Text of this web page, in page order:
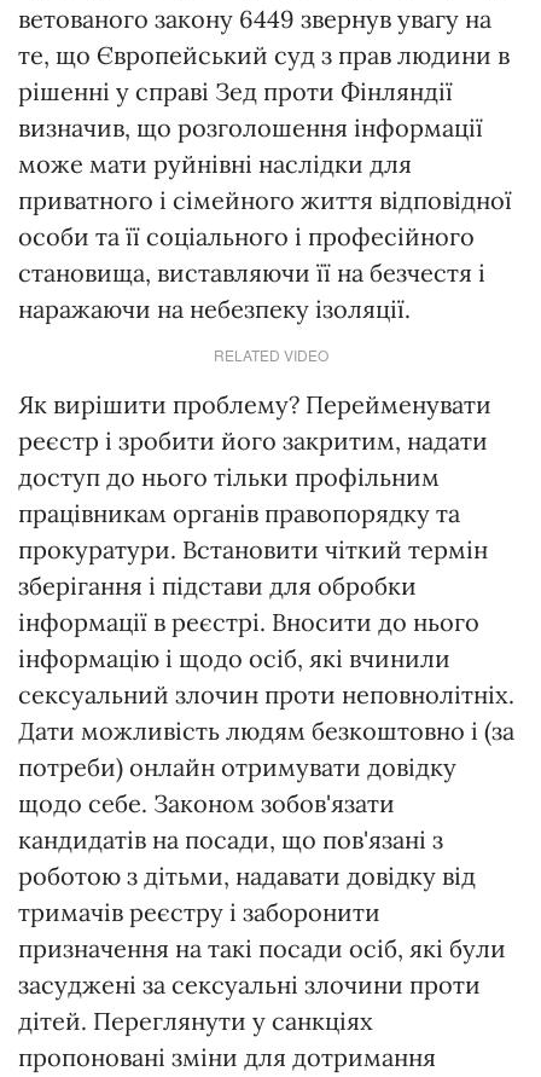
ветованого закону 6449 звернув увагу на
те, що Європейський суд з прав людини в
рішенні у справі Зед проти Фінляндії
визначив, що розголошення інформації
може мати руйнівні наслідки для
приватного і сімейного життя відповідної
особи та її соціального і професійного
становища, виставляючи її на безчестя і
наражаючи на небезпеку ізоляції.
RELATED VIDEO
Як вирішити проблему? Перейменувати
реєстр і зробити його закритим, надати
доступ до нього тільки профільним
працівникам органів правопорядку та
прокуратури. Встановити чіткий термін
зберігання і підстави для обробки
інформації в реєстрі. Вносити до нього
інформацію і щодо осіб, які вчинили
сексуальний злочин проти неповнолітніх.
Дати можливість людям безкоштовно і (за
потреби) онлайн отримувати довідку
щодо себе. Законом зобов'язати
кандидатів на посади, що пов'язані з
роботою з дітьми, надавати довідку від
тримачів реєстру і заборонити
призначення на такі посади осіб, які були
засуджені за сексуальні злочини проти
дітей. Переглянути у санкціях
пропоновані зміни для дотримання